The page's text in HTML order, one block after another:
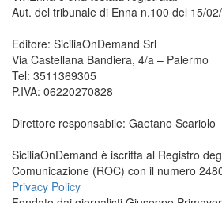
Aut. del tribunale di Enna n.100 del 15/
Editore: SiciliaOnDemand Srl
Via Castellana Bandiera, 4/a – Palermo
Tel: 3511369305
P.IVA: 06220270828
Direttore responsabile: Gaetano Scariolo
SiciliaOnDemand è iscritta al Registro
Comunicazione (ROC) con il numero
Privacy Policy